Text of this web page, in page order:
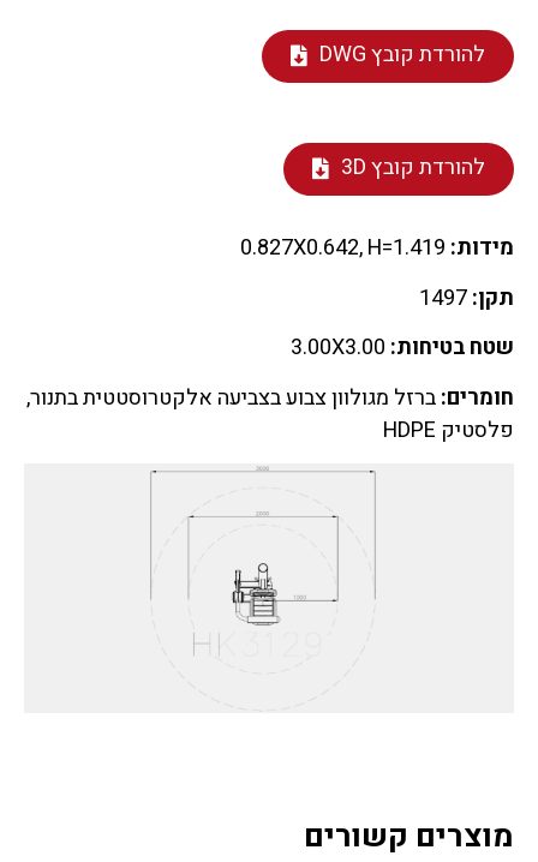
להורדת קובץ DWG
להורדת קובץ 3D
מידות:
תקן:
שטח בטיחות: 3.00X3.00
חומרים:ברזל מגולוון צבוע בצביעה אלקטרוסטטית בתנור,
פלסטיק HDPE
מוצרים קשורים